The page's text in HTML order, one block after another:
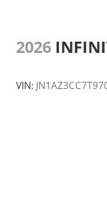
2026
VIN: